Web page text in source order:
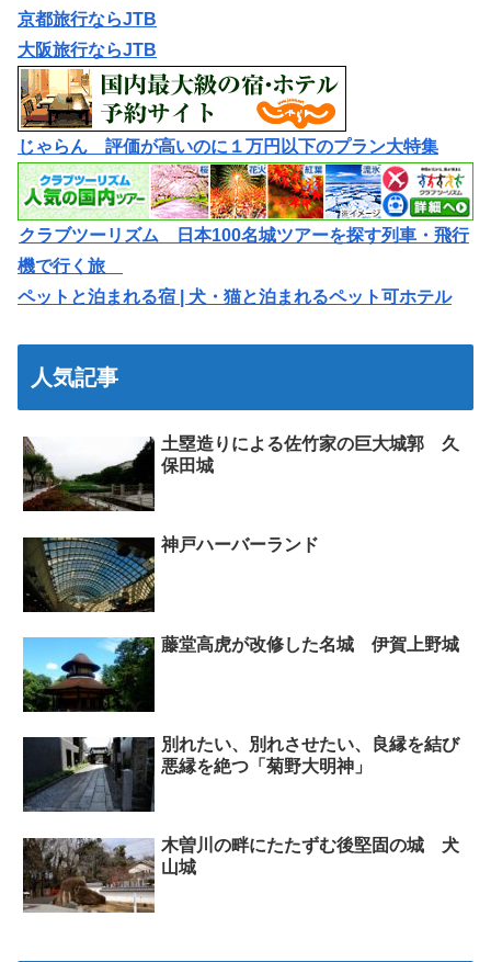
京都旅行ならJTB
大阪旅行ならJTB
じゃらん 評価が高いのに１万円以下のプラン大特集
クラブツーリズム 日本100名城ツアーを探す列車・飛行
機で行く旅
ペットと泊まれる宿 | 犬・猫と泊まれるペット可ホテル
人気記事
土塁造りによる佐竹家の巨大城郭 久
保田城
神戸ハーバーランド
藤堂高虎が改修した名城 伊賀上野城
別れたい、別れさせたい、良縁を結び
悪縁を絶つ「菊野大明神」
木曽川の畔にたたずむ後堅固の城 犬
山城